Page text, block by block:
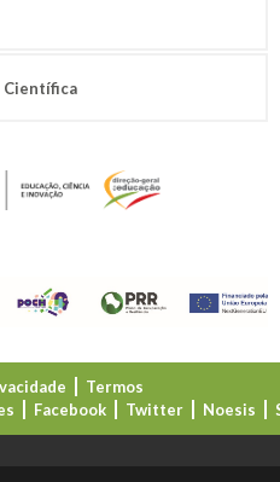
Científica
Termos
Facebook Twitter Noesis